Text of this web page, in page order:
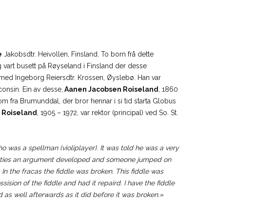
Jakobsdtr. Heivollen, Finsland. To born frå dette
busett på Røyseland i Finsland der desse
Ingeborg Reiersdtr. Krossen, Øyslebø. Han var
Ein av desse, Aanen Jacobsen Roiseland
, 1860
fra Brumunddal, der bror hennar i si tid starta Globus
, 1905 – 1972, var rektor (principal) ved So. St.
was a spellman (violiplayer). It was told he was a very
an argument developed and someone jumped on
In the fracas the fiddle was broken. This fiddle was
of the fiddle and had it repaird. I have the fiddle
as well afterwards as it did before it was broken.»